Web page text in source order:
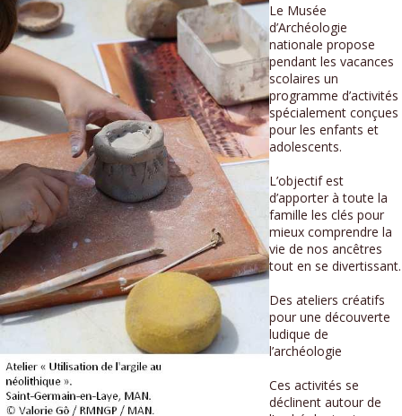
Le Musée
d’Archéologie
nationale propose
pendant les vacances
scolaires un
programme d’activités
spécialement conçues
pour les enfants et
adolescents.
L’objectif est
d’apporter à toute la
famille les clés pour
mieux comprendre la
vie de nos ancêtres
tout en se divertissant.
Des ateliers créatifs
pour une découverte
ludique de
l’archéologie
Ces activités se
déclinent autour de